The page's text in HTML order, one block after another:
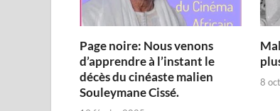
Page noire: Nous venons
d’apprendre à l’instant le
décès du cinéaste malien
Souleymane Cissé.
8